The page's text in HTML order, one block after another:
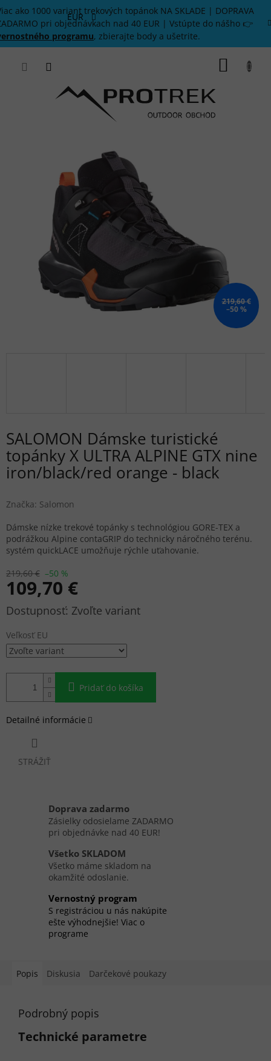
Prejsť
na
obsah
ako 1000 variant trekových topánok NA SKLADE | DOPRAVA
pri objednávkach nad 40 EUR | Vstúpte do nášho 👉
programu, zbierajte body a ušetrite.
EUR
219,60 €
–50 %
SALOMON Dámske turistické
topánky X ULTRA ALPINE GTX nine
iron/black/red orange - black
Značka: Salomon
219,60 € –50 %
109,70 €
Jednotková
Zvoľte variant
Veľkosť EU
Pridať do košíka
Dámske nízke trekové topánky s technológiou GORE-TEX a
podrážkou Alpine contaGRIP do technicky náročného terénu.
systém quickLACE umožňuje rýchle uťahovanie.
Detailné informácie
STRÁŽIŤ
Doprava zadarmo
Zásielky odosielame ZADARMO
pri objednávke nad 40 EUR!
Všetko SKLADOM
Všetko máme skladom na
okamžité odoslanie.
Vernostný program
S registráciou u nás nakúpite
ešte výhodnejšie! Viac o
programe
Popis Diskusia Darčekové poukazy
Podrobný popis
Technické parametre